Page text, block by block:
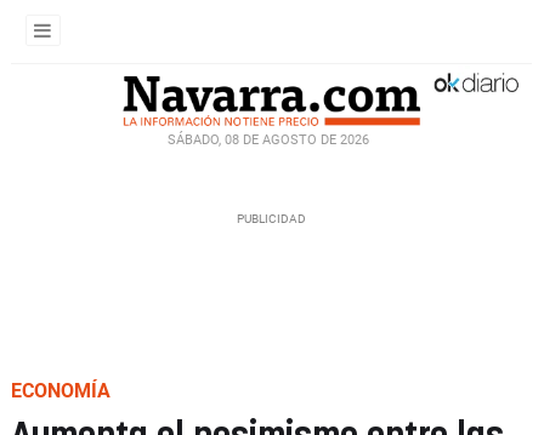
SÁBADO, 08 DE AGOSTO DE 2026
ECONOMÍA